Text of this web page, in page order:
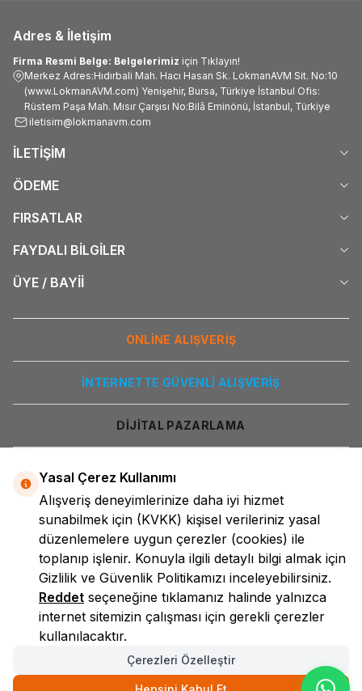
Adres & İletişim
Firma Resmi Belge: Belgelerimiz için Tıklayın!
Merkez Adres:Hıdırbali Mah. Hacı Hasan Sk. LokmanAVM Sit. No:10
(www.LokmanAVM.com) Yenişehir, Bursa, Türkiye İstanbul Ofis:
Rüstem Paşa Mah. Mısır Çarşısı No:Bilâ Eminönü, İstanbul, Türkiye
iletisim@lokmanavm.com
İLETİŞİM
ÖDEME
FIRSATLAR
FAYDALI BİLGİLER
ÜYE / BAYİİ
ONLİNE ALIŞVERİŞ
İNTERNETTE GÜVENLİ ALIŞVERİŞ
DİJİTAL PAZARLAMA
LokmanAVM
Yasal Çerez Kullanımı
Alışveriş deneyimlerinize daha iyi hizmet
sunabilmek için (KVKK) kişisel verileriniz yasal
düzenlemelere uygun çerezler (cookies) ile
toplanıp işlenir. Konuyla ilgili detaylı bilgi almak için
Gizlilik ve Güvenlik Politikamızı inceleyebilirsiniz.
Reddet seçeneğine tıklamanız halinde yalnızca
internet sitemizin çalışması için gerekli çerezler
kullanılacaktır.
Çerezleri Özelleştir